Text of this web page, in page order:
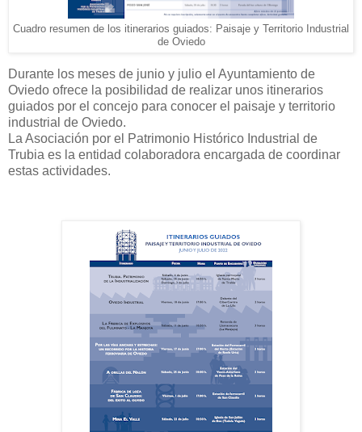
Cuadro resumen de los itinerarios guiados: Paisaje y Territorio Industrial
de Oviedo
Durante los meses de junio y julio el Ayuntamiento de
Oviedo ofrece la posibilidad de realizar unos itinerarios
guiados por el concejo para conocer el paisaje y territorio
industrial de Oviedo.
La Asociación por el Patrimonio Histórico Industrial de
Trubia es la entidad colaboradora encargada de coordinar
estas actividades.